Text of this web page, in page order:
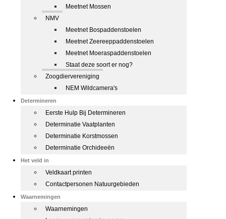
Meetnet Mossen
NMV
Meetnet Bospaddenstoelen
Meetnet Zeereeppaddenstoelen
Meetnet Moeraspaddenstoelen
Staat deze soort er nog?
Zoogdiervereniging
NEM Wildcamera's
Determineren
Eerste Hulp Bij Determineren
Determinatie Vaatplanten
Determinatie Korstmossen
Determinatie Orchideeën
Het veld in
Veldkaart printen
Contactpersonen Natuurgebieden
Waarnemingen
Waarnemingen